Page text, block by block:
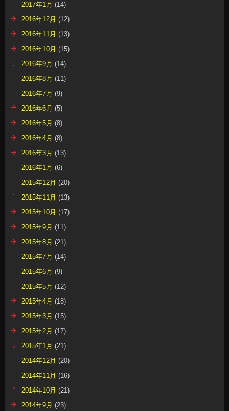
2017年1月 (14)
2016年12月 (12)
2016年11月 (13)
2016年10月 (15)
2016年9月 (14)
2016年8月 (11)
2016年7月 (9)
2016年6月 (5)
2016年5月 (8)
2016年4月 (8)
2016年3月 (13)
2016年1月 (6)
2015年12月 (20)
2015年11月 (13)
2015年10月 (17)
2015年9月 (11)
2015年8月 (21)
2015年7月 (14)
2015年6月 (9)
2015年5月 (12)
2015年4月 (18)
2015年3月 (15)
2015年2月 (17)
2015年1月 (21)
2014年12月 (20)
2014年11月 (16)
2014年10月 (21)
2014年9月 (23)